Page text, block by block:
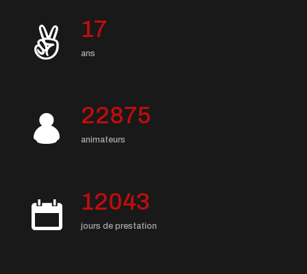
17
ans
22875
animateurs
12043
jours de prestation